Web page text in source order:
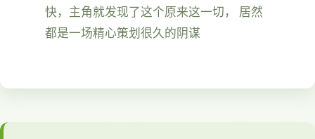
快，主角就发现了这个原来这一切， 居然
都是一场精心策划很久的阴谋